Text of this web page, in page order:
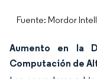
Fuente: Mordor
Aumento en la
Computación de